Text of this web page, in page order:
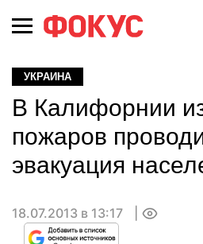
УКРАИНА
В Калифорнии
пожаров
эвакуация
18.07.2013 в 13:17